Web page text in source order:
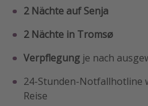
2 Nächte auf Senja
2 Nächte in Tromsø
Verpflegung je nach
24-Stunden-Notfallhotline
Reise